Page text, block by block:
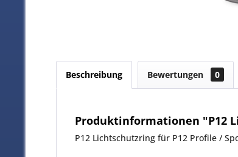
Beschreibung Bewertungen 0
Produktinformationen "P12
P12 Lichtschutzring für P12 Profile /